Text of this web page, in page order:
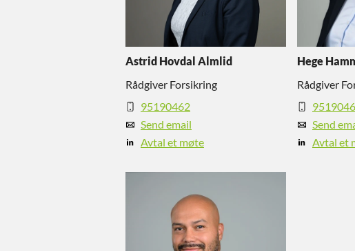
Astrid Hovdal Almlid
Rådgiver Forsikring
95190462
Send email
Avtal et møte
Hege
Rådgiver
Send
Avtal et